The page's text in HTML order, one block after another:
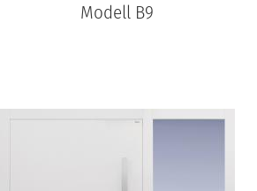
Modell B9